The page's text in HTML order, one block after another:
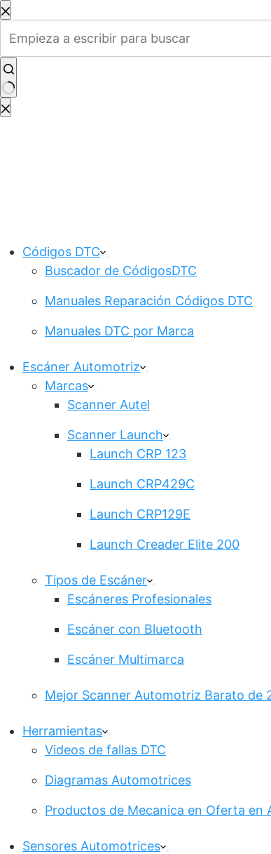
Saltar
al
contenido
Sin
Códigos DTC
Buscador de CódigosDTC
Manuales Reparación Códigos DTC
Manuales DTC por Marca
Escáner Automotriz
Marcas
Scanner Autel
Scanner Launch
Launch CRP 123
Launch CRP429C
Launch CRP129E
Launch Creader Elite 200
Tipos de Escáner
Escáneres Profesionales
Escáner con Bluetooth
Escáner Multimarca
Mejor Scanner Automotriz Barato de
Herramientas
Videos de fallas DTC
Diagramas Automotrices
Productos de Mecanica en Oferta en
Sensores Automotrices